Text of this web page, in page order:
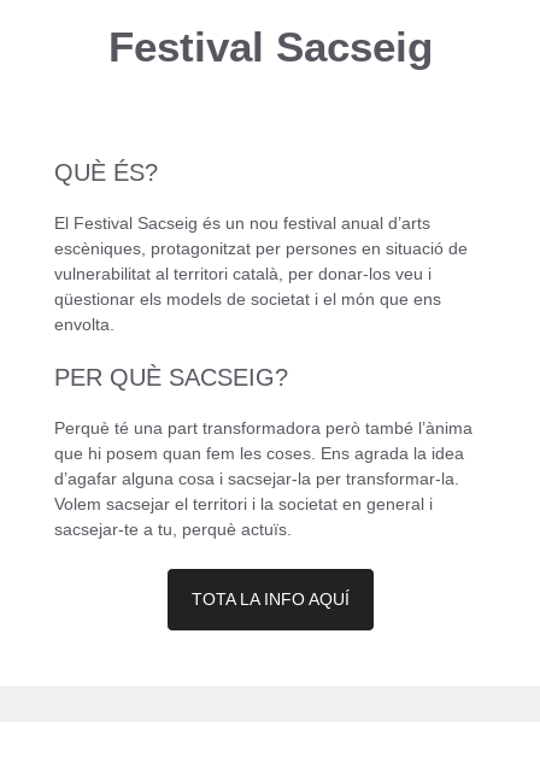
Festival Sacseig
QUÈ ÉS?
El Festival Sacseig és un nou festival anual d’arts
escèniques, protagonitzat per persones en situació de
vulnerabilitat al territori català, per donar-los veu i
qüestionar els models de societat i el món que ens
envolta.
PER QUÈ SACSEIG?
Perquè té una part transformadora però també l’ànima
que hi posem quan fem les coses. Ens agrada la idea
d’agafar alguna cosa i sacsejar-la per transformar-la.
Volem sacsejar el territori i la societat en general i
sacsejar-te a tu, perquè actuïs.
TOTA LA INFO AQUÍ